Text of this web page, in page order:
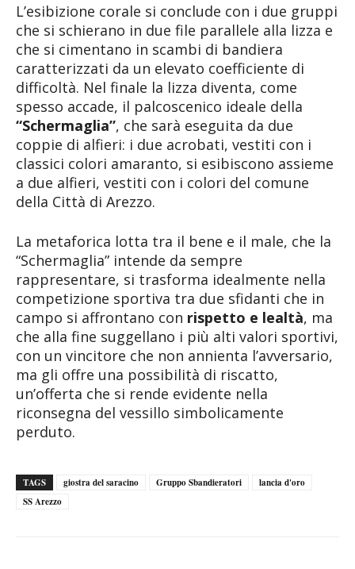
L’esibizione corale si conclude con i due gruppi
che si schierano in due file parallele alla lizza e
che si cimentano in scambi di bandiera
caratterizzati da un elevato coefficiente di
difficoltà. Nel finale la lizza diventa, come
spesso accade, il palcoscenico ideale della
“Schermaglia”, che sarà eseguita da due
coppie di alfieri: i due acrobati, vestiti con i
classici colori amaranto, si esibiscono assieme
a due alfieri, vestiti con i colori del comune
della Città di Arezzo.
La metaforica lotta tra il bene e il male, che la
“Schermaglia” intende da sempre
rappresentare, si trasforma idealmente nella
competizione sportiva tra due sfidanti che in
campo si affrontano con rispetto e lealtà, ma
che alla fine suggellano i più alti valori sportivi,
con un vincitore che non annienta l’avversario,
ma gli offre una possibilità di riscatto,
un’offerta che si rende evidente nella
riconsegna del vessillo simbolicamente
perduto.
TAGS giostra del saracino Gruppo Sbandieratori
lancia d'oro
SS Arezzo